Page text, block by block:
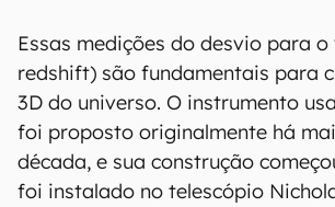
Essas medições do desvio para o
redshift) são fundamentais para
3D do universo. O instrumento
foi proposto originalmente há
década, e sua construção
foi instalado no telescópio